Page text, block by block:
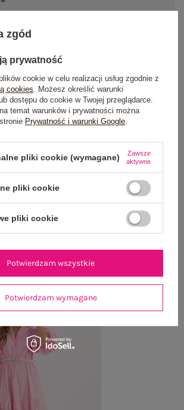
OGLĄDANE
zgód
prywatność
cookie w celu realizacji usług zgodnie z
cookies. Możesz określić warunki
dostępu do cookie w Twojej przeglądarce.
temat warunków i prywatności można
Prywatność i warunki Google.
pliki cookie (wymagane)
Zawsze
aktywne
pliki cookie
pliki cookie
Potwierdzam wymagane
Potwierdzam wszystkie